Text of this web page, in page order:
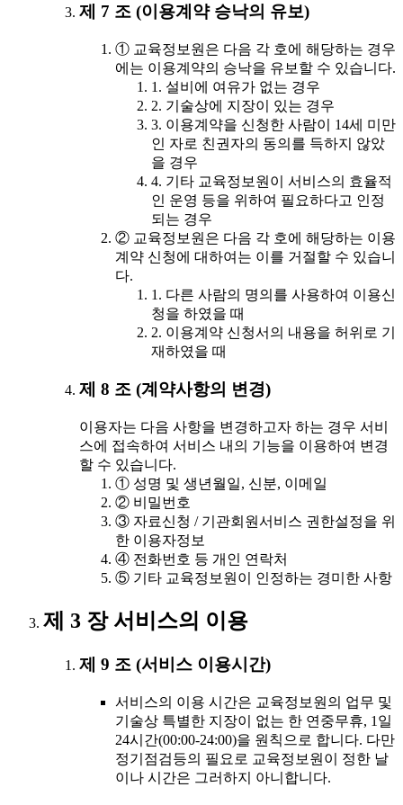
제 7 조 (이용계약 승낙의 유보)
① 교육정보원은 다음 각 호에 해당하는 경우
에는 이용계약의 승낙을 유보할 수 있습니다.
1. 설비에 여유가 없는 경우
2. 기술상에 지장이 있는 경우
3. 이용계약을 신청한 사람이 14세 미만
인 자로 친권자의 동의를 득하지 않았
을 경우
4. 기타 교육정보원이 서비스의 효율적
인 운영 등을 위하여 필요하다고 인정
되는 경우
② 교육정보원은 다음 각 호에 해당하는 이용
계약 신청에 대하여는 이를 거절할 수 있습니
다.
1. 다른 사람의 명의를 사용하여 이용신
청을 하였을 때
2. 이용계약 신청서의 내용을 허위로 기
재하였을 때
제 8 조 (계약사항의 변경)
이용자는 다음 사항을 변경하고자 하는 경우 서비
스에 접속하여 서비스 내의 기능을 이용하여 변경
할 수 있습니다.
① 성명 및 생년월일, 신분, 이메일
② 비밀번호
③ 자료신청 / 기관회원서비스 권한설정을 위
한 이용자정보
④ 전화번호 등 개인 연락처
⑤ 기타 교육정보원이 인정하는 경미한 사항
제 3 장 서비스의 이용
제 9 조 (서비스 이용시간)
서비스의 이용 시간은 교육정보원의 업무 및
기술상 특별한 지장이 없는 한 연중무휴, 1일
24시간(00:00-24:00)을 원칙으로 합니다. 다만
정기점검등의 필요로 교육정보원이 정한 날
이나 시간은 그러하지 아니합니다.